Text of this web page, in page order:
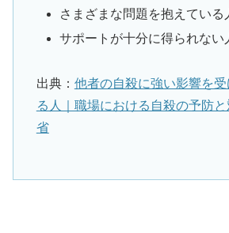
さまざまな問題を抱えている
サポートが十分に得られない
出典： 他者の自殺に強い影響を
る人｜職場における自殺の予防
省